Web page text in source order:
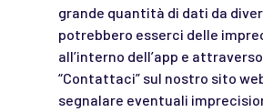
grande quantità di dati da
potrebbero esserci delle
all’interno dell’app e
“Contattaci” sul nostro sito
segnalare eventuali